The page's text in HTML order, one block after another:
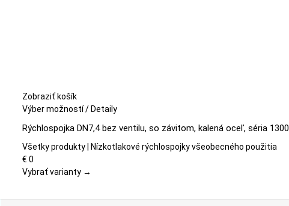
Zobraziť košík
Výber možností Tento
má
viacero
Možnosti
/ Detaily
Rýchlospojka DN7,4 bez ventilu, so závitom, kalená oceľ, séria 1300
Všetky produkty | Nízkotlakové rýchlospojky všeobecného použitia
€ 0
Vybrať varianty →